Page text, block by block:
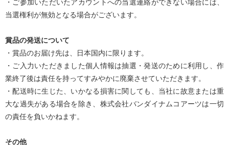
・ご参加いただいたアカウントへの当選連絡ができない場合には、
当選権利が無効となる場合がございます。
賞品の発送について
・賞品のお届け先は、日本国内に限ります。
・ご入力いただきました個人情報は抽選・発送のために利用し、作
業終了後は責任を持ってすみやかに廃棄させていただきます。
・配送時に生じた、いかなる損害に関しても、当社に故意または重
大な過失がある場合を除き、株式会社バンダイナムコアーツは一切
の責任を負いかねます。
その他